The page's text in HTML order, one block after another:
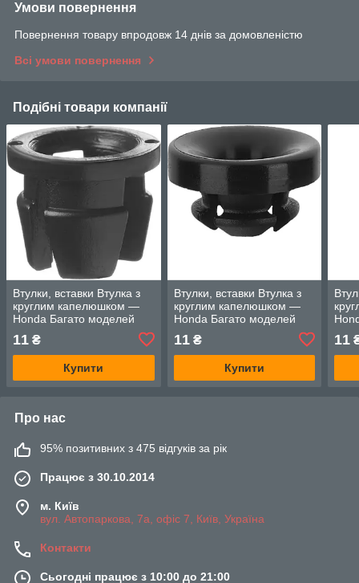
Умови повернення
Повернення товару впродовж 14 днів за домовленістю
Всі умови повернення
Подібні товари компанії
Втулки, вставки Втулка з
круглим капелюшком —
Honda Багато моделей
11 ₴
Купити
Втулки, вставки Втулка з
круглим капелюшком —
Honda Багато моделей
11₴
Купити
11
Про нас
95% позитивних з 475 відгуків за рік
Працює з 30.10.2014
м. Київ
вул. Автопаркова, 7а, офіс 7, Київ, Україна
Контакти
Сьогодні працює з 10:00 до 21:00